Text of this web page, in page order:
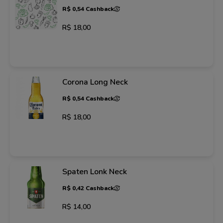
R$ 0,54 Cashback
R$ 18,00
Corona Long Neck
R$ 0,54 Cashback
R$ 18,00
Spaten Lonk Neck
R$ 0,42 Cashback
R$ 14,00